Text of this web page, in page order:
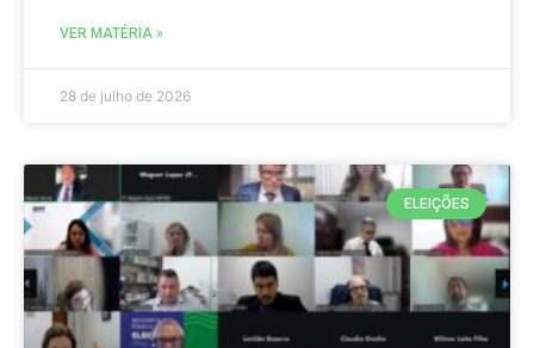
VER MATÉRIA »
28 de julho de 2026
ELEIÇÕES